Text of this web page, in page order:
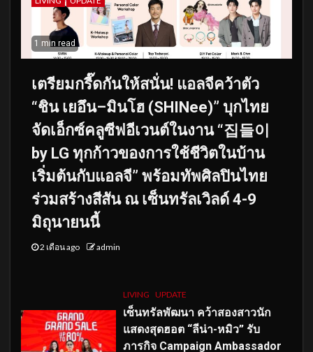
1 min read
เตรียมกรี๊ดกันให้สนั่น! แอลจีคว้าตัว
“ชิน เยอึน–มินโฮ (SHINee)” บุกไทย
จัดเอ็กซ์คลูซีฟอีเวนต์ในงาน “집들이
by LG ทุกก้าวของการใช้ชีวิตในบ้าน
เริ่มต้นกับแอลจี” พร้อมทัพศิลปินไทย
ร่วมสร้างสีสัน ณ เซ็นทรัลเวิลด์ 4-9
มิถุนายนนี้
2 เดือน ago admin
LIVING UPDATE
เซ็นทรัลพัฒนา คว้าสองสาวนัก
แสดงสุดฮอต “ลีน่า-หมิว” รับ
ภารกิจ Campaign Ambassador